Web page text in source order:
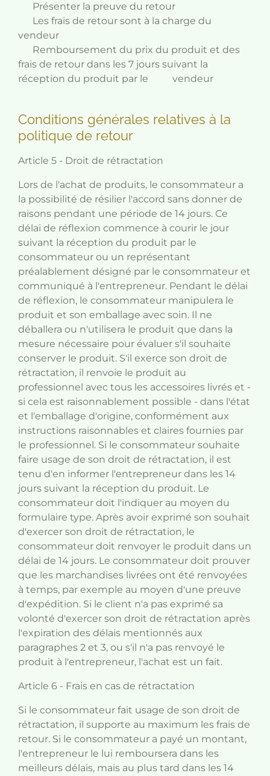
Présenter la preuve du retour
Les frais de retour sont à la charge du
vendeur
Remboursement du prix du produit et des
frais de retour dans les 7 jours suivant la
réception du produit par le vendeur
Conditions générales relatives à la
politique de retour
Article 5 - Droit de rétractation
Lors de l'achat de produits, le consommateur a
la possibilité de résilier l'accord sans donner de
raisons pendant une période de 14 jours. Ce
délai de réflexion commence à courir le jour
suivant la réception du produit par le
consommateur ou un représentant
préalablement désigné par le consommateur et
communiqué à l'entrepreneur. Pendant le délai
de réflexion, le consommateur manipulera le
produit et son emballage avec soin. Il ne
déballera ou n'utilisera le produit que dans la
mesure nécessaire pour évaluer s'il souhaite
conserver le produit. S'il exerce son droit de
rétractation, il renvoie le produit au
professionnel avec tous les accessoires livrés et -
si cela est raisonnablement possible - dans l'état
et l'emballage d'origine, conformément aux
instructions raisonnables et claires fournies par
le professionnel. Si le consommateur souhaite
faire usage de son droit de rétractation, il est
tenu d'en informer l'entrepreneur dans les 14
jours suivant la réception du produit. Le
consommateur doit l'indiquer au moyen du
formulaire type. Après avoir exprimé son souhait
d'exercer son droit de rétractation, le
consommateur doit renvoyer le produit dans un
délai de 14 jours. Le consommateur doit prouver
que les marchandises livrées ont été renvoyées
à temps, par exemple au moyen d'une preuve
d'expédition. Si le client n'a pas exprimé sa
volonté d'exercer son droit de rétractation après
l'expiration des délais mentionnés aux
paragraphes 2 et 3, ou s'il n'a pas renvoyé le
produit à l'entrepreneur, l'achat est un fait.
Article 6 - Frais en cas de rétractation
Si le consommateur fait usage de son droit de
rétractation, il supporte au maximum les frais de
retour. Si le consommateur a payé un montant,
l'entrepreneur le lui remboursera dans les
meilleurs délais, mais au plus tard dans les 14